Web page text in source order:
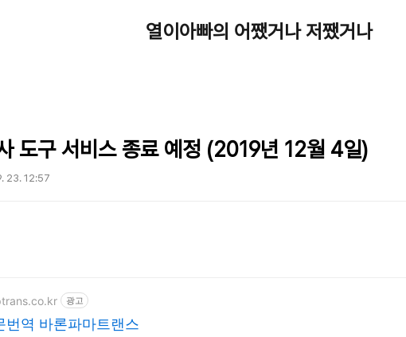
열이아빠의 어쨌거나 저쨌거나
도구 서비스 종료 예정 (2019년 12월 4일)
23. 12:57
광고
번역 바론파마트랜스